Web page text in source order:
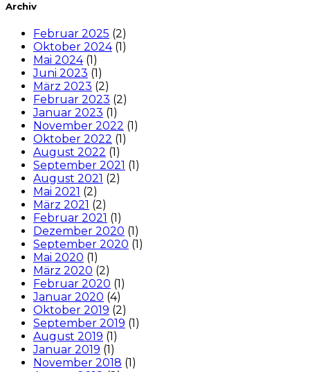
Archiv
Februar 2025 (2)
Oktober 2024(1)
Mai 2024(1)
Juni 2023 (1)
März 2023 (2)
Februar 2023 (2)
Januar 2023 (1)
November 2022 (1)
Oktober 2022 (1)
August 2022 (1)
September 2021 (1)
August 2021 (2)
Mai 2021 (2)
März 2021 (2)
Februar 2021 (1)
Dezember 2020 (1)
September 2020 (1)
Mai 2020 (1)
März 2020 (2)
Februar 2020 (1)
Januar 2020 (4)
Oktober 2019 (2)
September 2019 (1)
August 2019 (1)
Januar 2019 (1)
November 2018 (1)